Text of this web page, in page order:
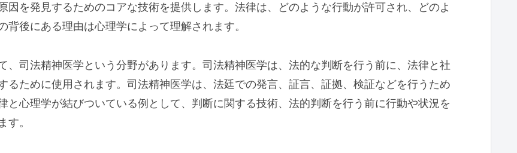
を発見するためのコアな技術を提供します。法律は、どのような行動が許可され、どのよ
後にある理由は心理学によって理解されます。
、司法精神医学という分野があります。司法精神医学は、法的な判断を行う前に、法律と社
るために使用されます。司法精神医学は、法廷での発言、証言、証拠、検証などを行うため
と心理学が結びついている例として、判断に関する技術、法的判断を行う前に行動や状況を
す。